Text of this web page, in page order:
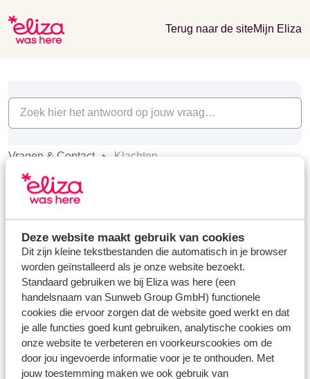
Deze website maakt gebruik van cookies
Dit zijn kleine tekstbestanden die automatisch in je browser
worden geïnstalleerd als je onze website bezoekt.
Standaard gebruiken we bij Eliza was here (een
handelsnaam van Sunweb Group GmbH) functionele
cookies die ervoor zorgen dat de website goed werkt en dat
je alle functies goed kunt gebruiken, analytische cookies om
onze website te verbeteren en voorkeurscookies om de
door jou ingevoerde informatie voor je te onthouden. Met
jouw toestemming maken we ook gebruik van
Terug naar de siteMijn Eliza
Vragen & Contact Klachten
Klachten (1)
Laatst gewijzigd op Di, 7 Jul om 12:17 PM
Heb jij jouw antwoord niet gevonden?
Whatsapp ons!